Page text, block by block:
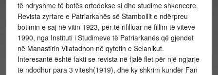
të ndryshme të botës ortodokse si dhe studime shkencore.
Revista zyrtare e Patriarkanës së Stambollit e ndërpreu
botimin e saj në vitin 1923, për të rifilluar në fillim të viteve
1990, nga Instituti i Studimeve të Patriarkanës që gjendet
në Manastirin Vllatadhon në qytetin e Selanikut.
Interesantë është fakti se revista në fjalë flet për një ngjarje
të ndodhur para 3 vitesh(1919), dhe ky shkrim kundër Fan